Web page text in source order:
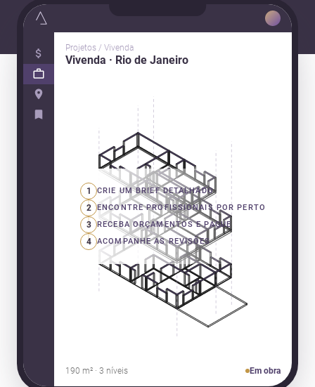
Projetos / Vivenda
Vivenda · Rio de Janeiro
1 CRIE UM BRIEF DETALHADO
2 ENCONTRE PROFISSIONAIS POR PERTO
3 RECEBA ORÇAMENTOS E PAGUE
4 ACOMPANHE AS REVISÕES
190 m² · 3 níveis Em obra